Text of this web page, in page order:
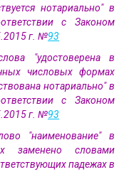
нотариально" в
с Законом
г. №93
"удостоверена в
числовых формах
нотариально" в
с Законом
г. №93
"наименование" в
заменено словами
падежах в